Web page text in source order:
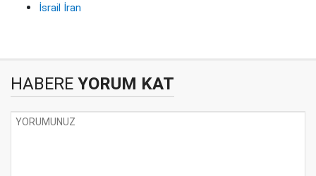
İsrail İran
HABERE YORUM KAT